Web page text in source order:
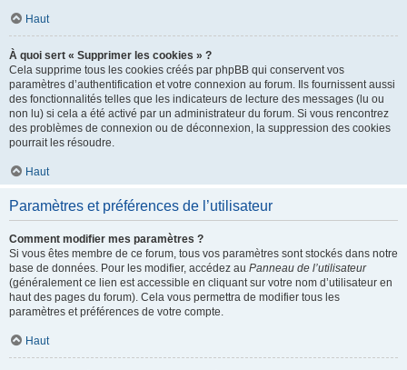
Haut
À quoi sert « Supprimer les cookies » ?
Cela supprime tous les cookies créés par phpBB qui conservent vos
paramètres d’authentification et votre connexion au forum. Ils fournissent aussi
des fonctionnalités telles que les indicateurs de lecture des messages (lu ou
non lu) si cela a été activé par un administrateur du forum. Si vous rencontrez
des problèmes de connexion ou de déconnexion, la suppression des cookies
pourrait les résoudre.
Haut
Paramètres et préférences de l’utilisateur
Comment modifier mes paramètres ?
Si vous êtes membre de ce forum, tous vos paramètres sont stockés dans notre
base de données. Pour les modifier, accédez au Panneau de l’utilisateur
(généralement ce lien est accessible en cliquant sur votre nom d’utilisateur en
haut des pages du forum). Cela vous permettra de modifier tous les
paramètres et préférences de votre compte.
Haut